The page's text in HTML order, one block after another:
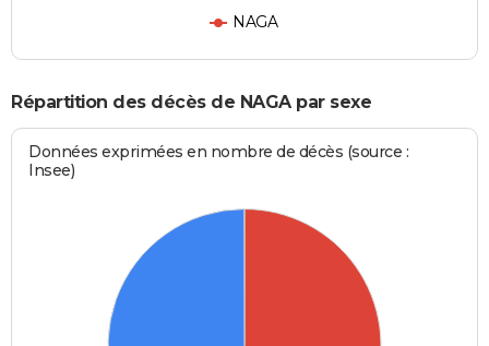
NAGA
Répartition des décès de NAGA par sexe
Données exprimées en nombre de décès (source :
Insee)